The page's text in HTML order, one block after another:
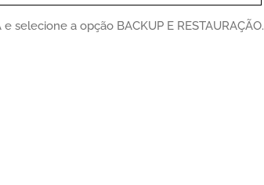
selecione a opção BACKUP E RESTAURAÇÃO.